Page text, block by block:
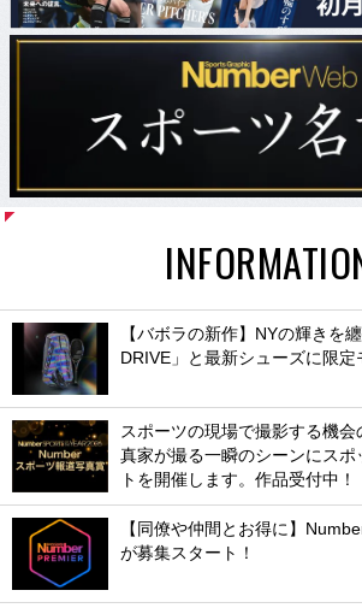
【バボラの新作】NYの輝きを
DRIVE」と最新シューズに限定
スポーツの現場で撮影する機
真家が撮る一瞬のシーンにスポ
トを開催します。作品受付中！
【同僚や仲間とお得に】
が募集スタート！